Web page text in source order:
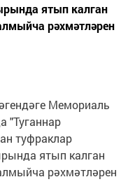
ятып калган
рәхмәтләрен
Мемориаль
"Туганнар
туфраклар
ятып калган
рәхмәтләрен